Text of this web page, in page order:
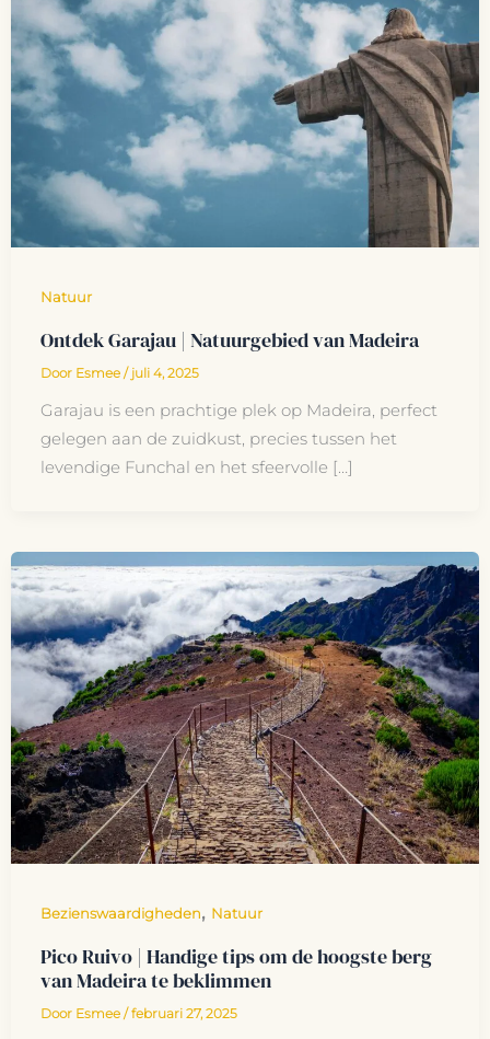
Natuur
Ontdek Garajau | Natuurgebied van Madeira
Door Esmee/ juli 4, 2025
Garajau is een prachtige plek op Madeira, perfect
gelegen aan de zuidkust, precies tussen het
levendige Funchal en het sfeervolle […]
Bezienswaardigheden, Natuur
Pico Ruivo | Handige tips om de hoogste berg
van Madeira te beklimmen
Door Esmee/februari 27, 2025